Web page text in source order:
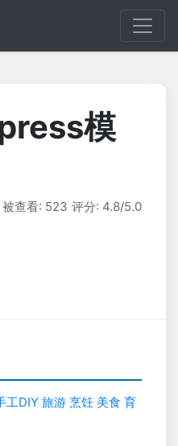
模
被查看: 523 评分: 4.8/5.0
工DIY 旅游 烹饪 美食 育